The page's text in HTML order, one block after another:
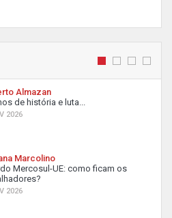
Almazan
de história e luta...
2026
Marcolino
Mercosul-UE: como ficam os
2026